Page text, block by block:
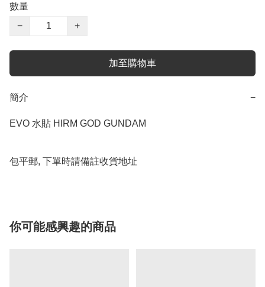
數量
−
+
加至購物車
簡介 −
EVO 水貼 HIRM GOD GUNDAM
包平郵, 下單時請備註收貨地址
你可能感興趣的商品